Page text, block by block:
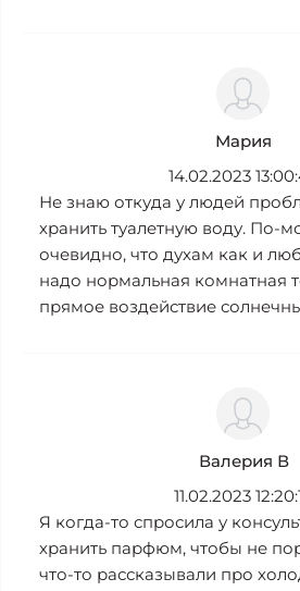
Мария
14.02.2023
Не знаю откуда у людей
хранить туалетную воду. По-
очевидно, что духам как и
надо нормальная комнатная
прямое воздействие
Валерия В
11.02.2023
Я когда-то спросила у
хранить парфюм, чтобы не
что-то рассказывали про